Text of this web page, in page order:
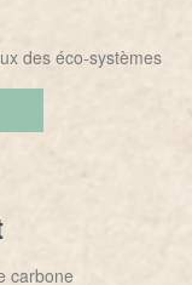
des éco-systèmes
carbone